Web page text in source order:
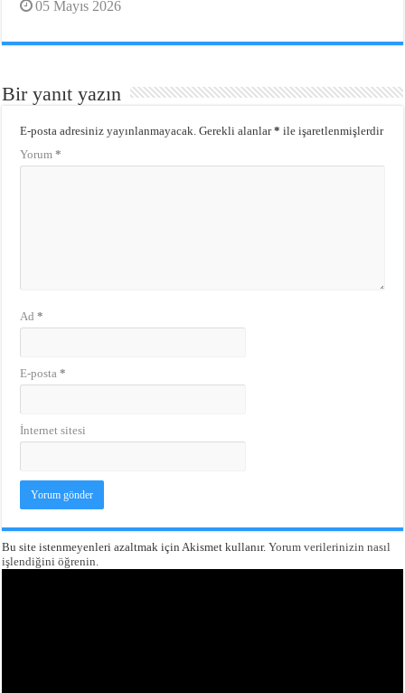
05 Mayıs 2026
Bir yanıt yazın
E-posta adresiniz yayınlanmayacak. Gerekli alanlar* ile işaretlenmişlerdir
Yorum*
Ad*
E-posta*
İnternet sitesi
Bu site istenmeyenleri azaltmak için Akismet kullanır.Yorum verilerinizin nasıl
işlendiğini öğrenin.